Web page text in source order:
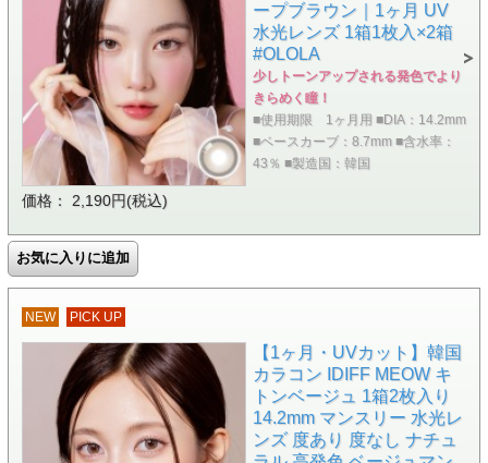
ープブラウン｜1ヶ月 UV
水光レンズ 1箱1枚入×2箱
#OLOLA
少しトーンアップされる発色でより
きらめく瞳！
■使用期限 1ヶ月用 ■DIA：14.2mm
■ベースカーブ：8.7mm ■含水率：
43％ ■製造国：韓国
価格： 2,190円(税込)
NEW PICK UP
【1ヶ月・UVカット】韓国
カラコン IDIFF MEOW キ
トンベージュ 1箱2枚入り
14.2mm マンスリー 水光レ
ンズ 度あり 度なし ナチュ